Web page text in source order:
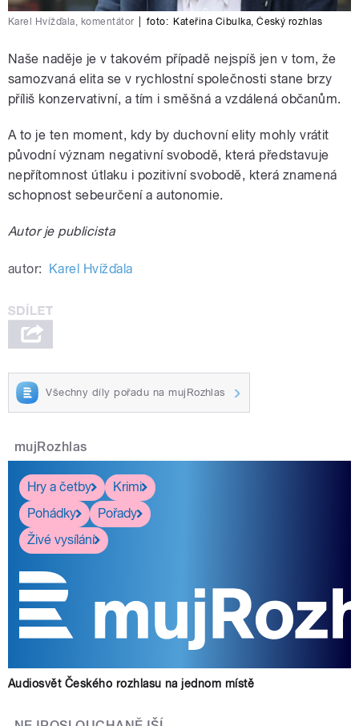
Karel Hvížďala, komentátor foto: Kateřina Cibulka,Český rozhlas
Naše naděje je v takovém případě nejspíš jen v tom, že
samozvaná elita se v rychlostní společnosti stane brzy
příliš konzervativní, a tím i směšná a vzdálená občanům.
A to je ten moment, kdy by duchovní elity mohly vrátit
původní význam negativní svobodě, která představuje
nepřítomnost útlaku i pozitivní svobodě, která znamená
schopnost sebeurčení a autonomie.
Autor je publicista
autor: Karel Hvížďala
Všechny díly pořadu na mujRozhlas
mujRozhlas
Hry a četby
Krimi
Pohádky
Pořady
Živé vysílání
Audiosvět Českého rozhlasu na jednom místě